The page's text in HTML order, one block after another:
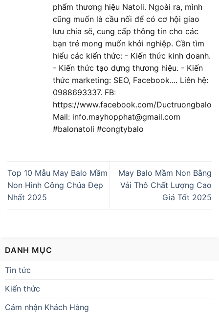
phẩm thương hiệu Natoli. Ngoài ra, mình
cũng muốn là cầu nối để có cơ hội giao
lưu chia sẽ, cung cấp thông tin cho các
bạn trẻ mong muốn khởi nghiệp. Cần tìm
hiểu các kiến thức: - Kiến thức kinh doanh.
- Kiến thức tạo dựng thương hiệu. - Kiến
thức marketing: SEO, Facebook.... Liên hệ:
0988693337. FB:
https://www.facebook.com/Ductruongbalo
Mail: info.mayhopphat@gmail.com
#balonatoli #congtybalo
Top 10 Mẫu May Balo Mầm
Non Hình Công Chúa Đẹp
Nhất 2025
May Balo Mầm Non Bằng
Vải Thô Chất Lượng Cao
Giá Tốt 2025
DANH MỤC
Tin tức
Kiến thức
Cảm nhận Khách Hàng